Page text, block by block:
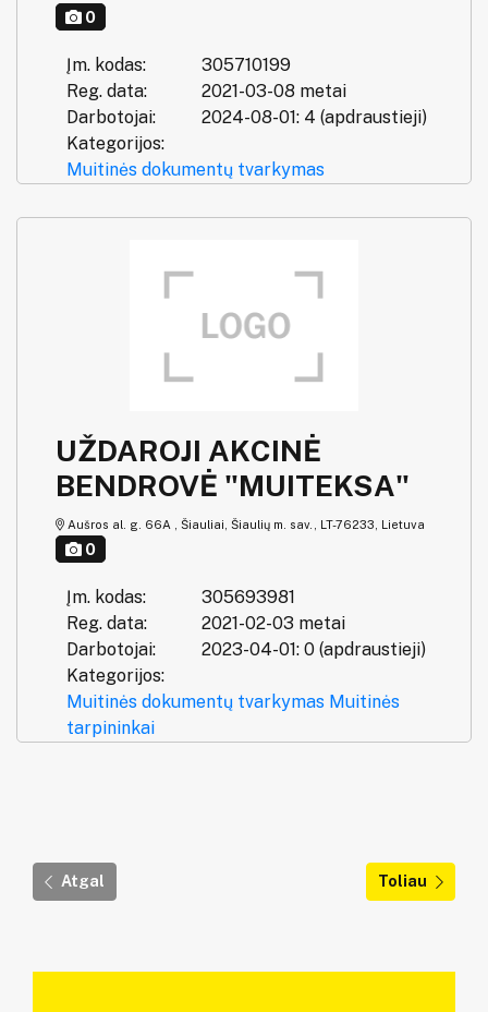
0
Įm. kodas:
305710199
Reg. data:
2021-03-08 metai
Darbotojai:
2024-08-01: 4 (apdraustieji)
Kategorijos:
Muitinės dokumentų tvarkymas
UŽDAROJI AKCINĖ
BENDROVĖ "MUITEKSA"
Aušros al. g. 66A , Šiauliai, Šiaulių m. sav., LT-76233, Lietuva
0
Įm. kodas:
305693981
Reg. data:
2021-02-03 metai
Darbotojai:
2023-04-01: 0 (apdraustieji)
Kategorijos:
Muitinės dokumentų tvarkymas Muitinės
tarpininkai
Atgal Toliau